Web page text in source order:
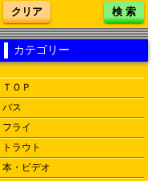
クリア 検 索
カテゴリー
ＴＯＰ
バス
フライ
トラウト
本・ビデオ